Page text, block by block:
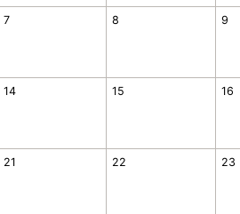
7 8 9
14 15 16
21 22 23